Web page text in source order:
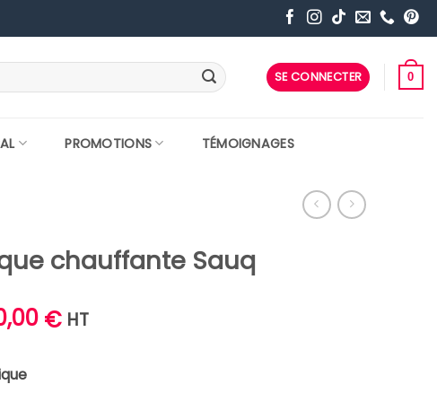
SE CONNECTER 0
PROMOTIONS TÉMOIGNAGES
chauffante Sauq
:
€Le
HT
€.